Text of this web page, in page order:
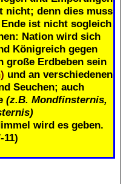
nicht; denn dies muss
ist nicht sogleich
Nation wird sich
Königreich gegen
große Erdbeben sein
und an verschiedenen
Seuchen; auch
(z.B. Mondfinsternis,
wird es geben.
11)